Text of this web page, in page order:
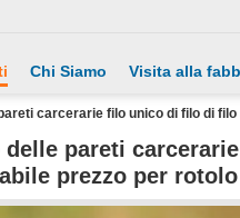
Chi Siamo Visita alla
carcerarie filo unico di filo di
delle pareti
prezzo per rotolo